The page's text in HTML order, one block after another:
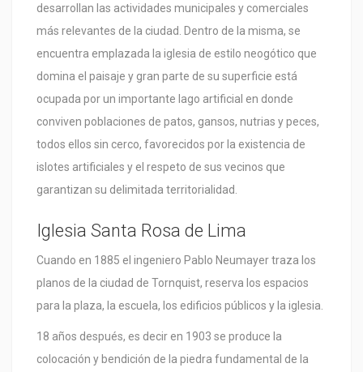
desarrollan las actividades municipales y comerciales
más relevantes de la ciudad. Dentro de la misma, se
encuentra emplazada la iglesia de estilo neogótico que
domina el paisaje y gran parte de su superficie está
ocupada por un importante lago artificial en donde
conviven poblaciones de patos, gansos, nutrias y peces,
todos ellos sin cerco, favorecidos por la existencia de
islotes artificiales y el respeto de sus vecinos que
garantizan su delimitada territorialidad.
Iglesia Santa Rosa de Lima
Cuando en 1885 el ingeniero Pablo Neumayer traza los
planos de la ciudad de Tornquist, reserva los espacios
para la plaza, la escuela, los edificios públicos y la iglesia.
18 años después, es decir en 1903 se produce la
colocación y bendición de la piedra fundamental de la